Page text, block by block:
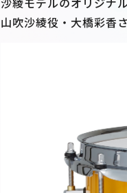
山吹沙綾役・大橋彩香